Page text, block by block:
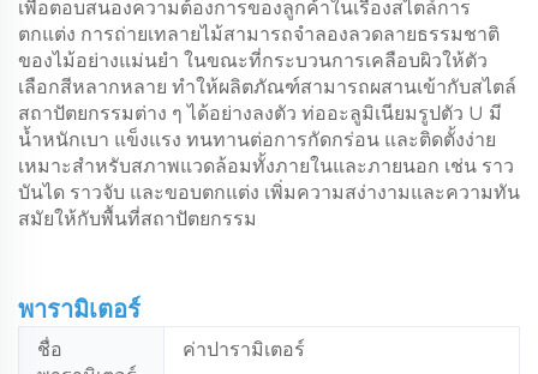
เพื่อตอบสนองความต้องการของลูกค้าในเรื่องสไตล์การ
ตกแต่ง การถ่ายเทลายไม้สามารถจำลองลวดลายธรรมชาติ
ของไม้อย่างแม่นยำ ในขณะที่กระบวนการเคลือบผิวให้ตัว
เลือกสีหลากหลาย ทำให้ผลิตภัณฑ์สามารถผสานเข้ากับสไตล์
สถาปัตยกรรมต่าง ๆ ได้อย่างลงตัว ท่ออะลูมิเนียมรูปตัว U มี
น้ำหนักเบา แข็งแรง ทนทานต่อการกัดกร่อน และติดตั้งง่าย
เหมาะสำหรับสภาพแวดล้อมทั้งภายในและภายนอก เช่น ราว
บันได ราวจับ และขอบตกแต่ง เพิ่มความสง่างามและความทัน
สมัยให้กับพื้นที่สถาปัตยกรรม
พารามิเตอร์
ชื่อ
ค่าปารามิเตอร์